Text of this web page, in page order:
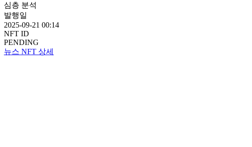
심층 분석
발행일
2025-09-21 00:14
NFT ID
PENDING
뉴스 NFT 상세